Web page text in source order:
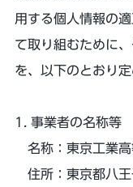
用する個人情報の
て取り組むために
を、以下のとおり定
事業者の名称等
名称：東京工業
住所：東京都八